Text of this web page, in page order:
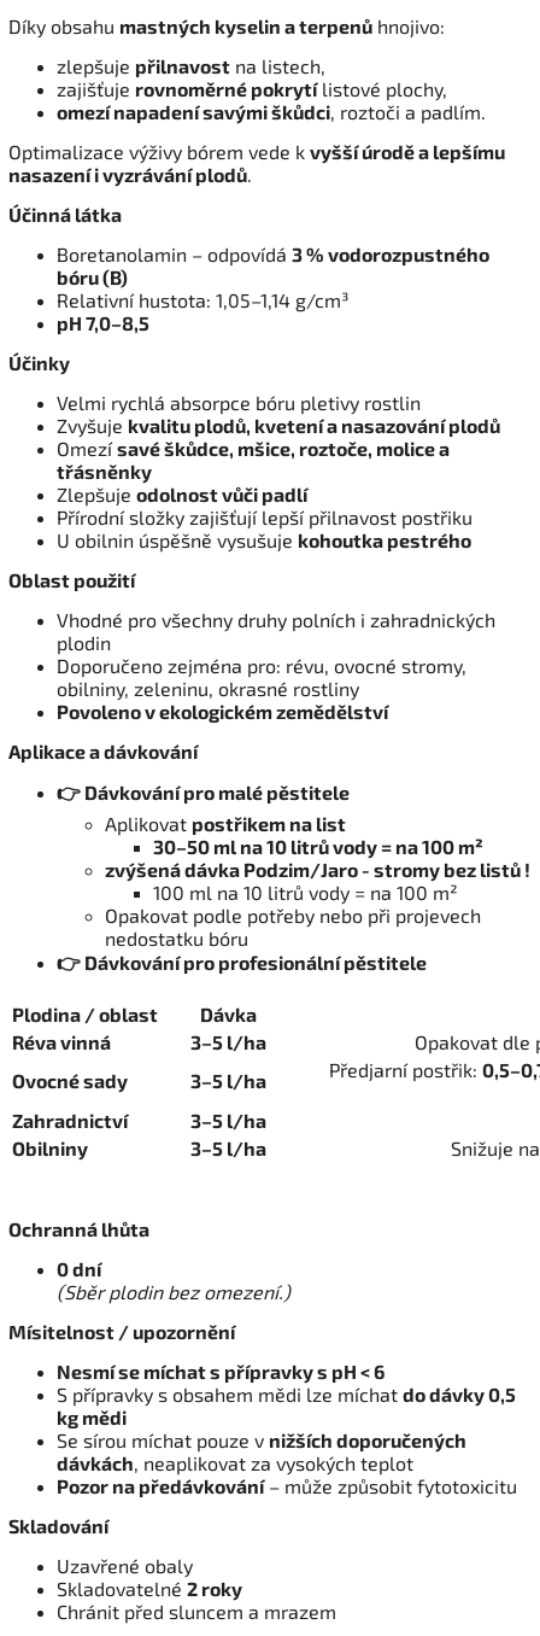
Díky obsahu mastných kyselin a terpenů hnojivo:
zlepšuje přilnavost na listech,
zajišťuje rovnoměrné pokrytílistové plochy,
omezí napadení savými škůdci, roztoči a padlím.
Optimalizace výživy bórem vede k vyšší úrodě a lepšímu
nasazení i vyzrávání plodů.
Účinná látka
Boretanolamin – odpovídá 3 % vodorozpustného
bóru (B)
Relativní hustota: 1,05–1,14 g/cm³
pH 7,0–8,5
Účinky
Velmi rychlá absorpce bóru pletivy rostlin
Zvyšuje kvalitu plodů, kvetení a nasazování plodů
Omezísavé škůdce, mšice, roztoče, molice a
třásněnky
Zlepšuje odolnost vůči padlí
Přírodní složky zajišťují lepší přilnavost postřiku
U obilnin úspěšně vysušuje kohoutka pestrého
Oblast použití
Vhodné pro všechny druhy polních i zahradnických
plodin
Doporučeno zejména pro: révu, ovocné stromy,
obilniny, zeleninu, okrasné rostliny
Povoleno v ekologickém zemědělství
Aplikace a dávkování
👉 Dávkování pro malé pěstitele
Aplikovat postřikem na list
30–50 ml na 10 litrů vody = na 100 m²
zvýšená dávka Podzim/Jaro - stromy bez listů !
100 ml na 10 litrů vody = na 100 m²
Opakovat podle potřeby nebo při projevech
nedostatku bóru
👉 Dávkování pro profesionální pěstitele
Plodina / oblast
Dávka
Réva vinná
3–5 l/ha
Opakovat dle
Ovocné sady
3–5 l/ha Předjarní postřik:
Zahradnictví
3–5 l/ha
Obilniny
3–5 l/ha Snižuje
Ochranná lhůta
0 dní
(Sběr plodin bez omezení.)
Mísitelnost / upozornění
Nesmí se míchat s přípravky s pH < 6
S přípravky s obsahem mědi lze míchat do dávky 0,5
kg mědi
Se sírou míchat pouze v nižších doporučených
dávkách, neaplikovat za vysokých teplot
Pozor na předávkování– může způsobit fytotoxicitu
Skladování
Uzavřené obaly
Skladovatelné 2 roky
Chránit před sluncem a mrazem